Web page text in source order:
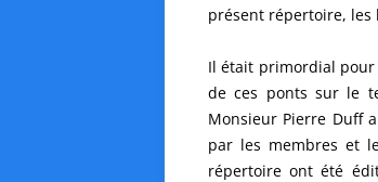
présent répertoire, les
Il était primordial pour
de ces ponts sur le
Monsieur Pierre Duff
par les membres et
répertoire ont été